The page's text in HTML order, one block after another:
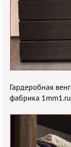
Гардеробная
фабрика 1mm1.ru